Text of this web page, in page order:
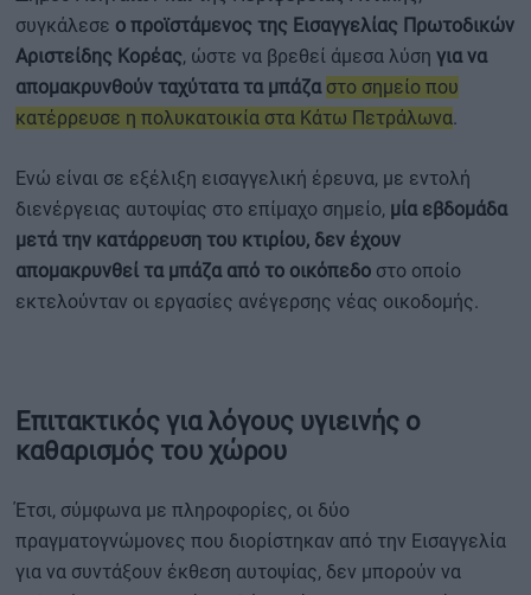
συγκάλεσε ο προϊστάμενος της Εισαγγελίας Πρωτοδικών
Αριστείδης Κορέας, ώστε να βρεθεί άμεσα λύση για να
απομακρυνθούν ταχύτατα τα μπάζα στο σημείο που
κατέρρευσε η πολυκατοικία στα Κάτω Πετράλωνα.
Ενώ είναι σε εξέλιξη εισαγγελική έρευνα, με εντολή
διενέργειας αυτοψίας στο επίμαχο σημείο, μία εβδομάδα
μετά την κατάρρευση του κτιρίου, δεν έχουν
απομακρυνθεί τα μπάζα από το οικόπεδο στο οποίο
εκτελούνταν οι εργασίες ανέγερσης νέας οικοδομής.
Επιτακτικός για λόγους υγιεινής ο
καθαρισμός του χώρου
Έτσι, σύμφωνα με πληροφορίες, οι δύο
πραγματογνώμονες που διορίστηκαν από την Εισαγγελία
για να συντάξουν έκθεση αυτοψίας, δεν μπορούν να